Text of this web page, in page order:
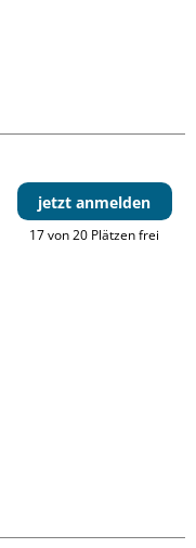
jetzt anmelden
17 von 20 Plätzen frei